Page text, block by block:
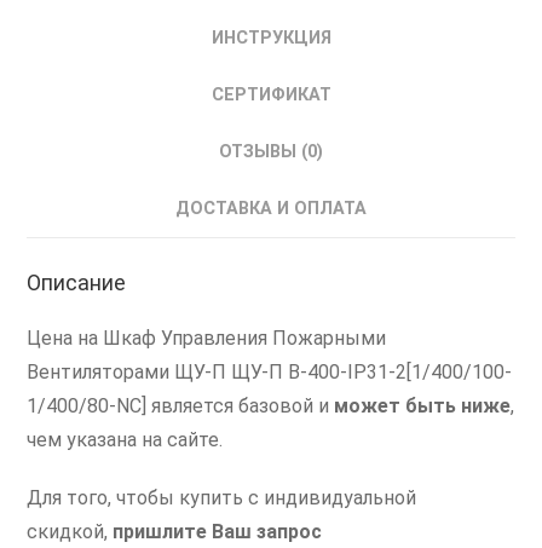
ИНСТРУКЦИЯ
СЕРТИФИКАТ
ОТЗЫВЫ (0)
ДОСТАВКА И ОПЛАТА
Описание
Цена на Шкаф Управления Пожарными
Вентиляторами ЩУ-П ЩУ-П В-400-IP31-2[1/400/100-
1/400/80-NС] является базовой и может быть ниже,
чем указана на сайте.
Для того, чтобы купить с индивидуальной
скидкой, пришлите Ваш запрос